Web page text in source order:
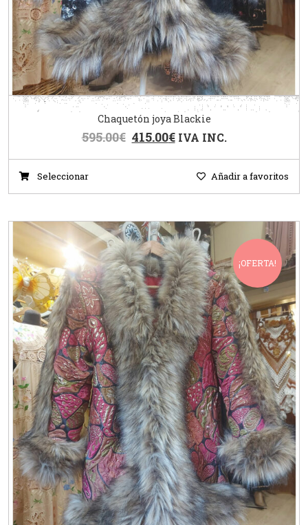
Chaquetón joya Blackie
595.00€ 415.00€ IVA INC.
Seleccionar Añadir a favoritos
¡OFERTA!